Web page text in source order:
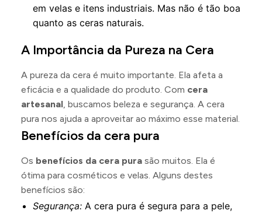
em velas e itens industriais. Mas não é tão boa
quanto as ceras naturais.
A Importância da Pureza na Cera
A pureza da cera é muito importante. Ela afeta a
eficácia e a qualidade do produto. Com cera
artesanal, buscamos beleza e segurança. A cera
pura nos ajuda a aproveitar ao máximo esse material.
Benefícios da cera pura
Os benefícios da cera pura são muitos. Ela é
ótima para cosméticos e velas. Alguns destes
benefícios são:
Segurança: A cera pura é segura para a pele,